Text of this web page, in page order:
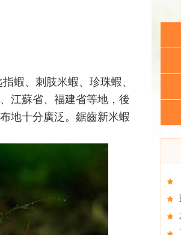
、刺肢米蝦、珍珠蝦、
江蘇省、福建省等地，後
地十分廣泛。鋸齒新米蝦